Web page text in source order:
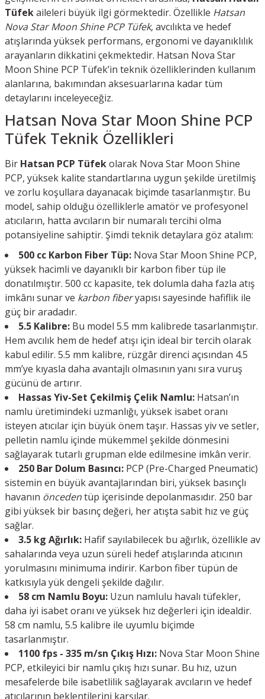
Tüfekaileleri büyük ilgi görmektedir. Özellikle Hatsan
Nova Star Moon Shine PCP Tüfek, avcılıkta ve hedef
atışlarında yüksek performans, ergonomi ve dayanıklılık
arayanların dikkatini çekmektedir. Hatsan Nova Star
Moon Shine PCP Tüfek’in teknik özelliklerinden kullanım
alanlarına, bakımından aksesuarlarına kadar tüm
detaylarını inceleyeceğiz.
Hatsan Nova Star Moon Shine PCP
Tüfek Teknik Özellikleri
Bir Hatsan PCP Tüfekolarak Nova Star Moon Shine
PCP, yüksek kalite standartlarına uygun şekilde üretilmiş
ve zorlu koşullara dayanacak biçimde tasarlanmıştır. Bu
model, sahip olduğu özelliklerle amatör ve profesyonel
atıcıların, hatta avcıların bir numaralı tercihi olma
potansiyeline sahiptir. Şimdi teknik detaylara göz atalım:
500 cc Karbon Fiber Tüp: Nova Star Moon Shine PCP,
yüksek hacimli ve dayanıklı bir karbon fiber tüp ile
donatılmıştır. 500 cc kapasite, tek dolumla daha fazla atış
imkânı sunar ve karbon fiberyapısı sayesinde hafiflik ile
güç bir aradadır.
5.5 Kalibre: Bu model 5.5 mm kalibrede tasarlanmıştır.
Hem avcılık hem de hedef atışı için ideal bir tercih olarak
kabul edilir. 5.5 mm kalibre, rüzgâr direnci açısından 4.5
mm’ye kıyasla daha avantajlı olmasının yanı sıra vuruş
gücünü de artırır.
Hassas Yiv-Set Çekilmiş Çelik Namlu: Hatsan’ın
namlu üretimindeki uzmanlığı, yüksek isabet oranı
isteyen atıcılar için büyük önem taşır. Hassas yiv ve setler,
pelletin namlu içinde mükemmel şekilde dönmesini
sağlayarak tutarlı grupman elde edilmesine imkân verir.
250 Bar Dolum Basıncı: PCP (Pre-Charged Pneumatic)
sistemin en büyük avantajlarından biri, yüksek basınçlı
havanın öncedentüp içerisinde depolanmasıdır. 250 bar
gibi yüksek bir basınç değeri, her atışta sabit hız ve güç
sağlar.
3.5 kg Ağırlık: Hafif sayılabilecek bu ağırlık, özellikle av
sahalarında veya uzun süreli hedef atışlarında atıcının
yorulmasını minimuma indirir. Karbon fiber tüpün de
katkısıyla yük dengeli şekilde dağılır.
58 cm Namlu Boyu: Uzun namlulu havalı tüfekler,
daha iyi isabet oranı ve yüksek hız değerleri için idealdir.
58 cm namlu, 5.5 kalibre ile uyumlu biçimde
tasarlanmıştır.
1100 fps - 335 m/sn Çıkış Hızı: Nova Star Moon Shine
PCP, etkileyici bir namlu çıkış hızı sunar. Bu hız, uzun
mesafelerde bile isabetlilik sağlayarak avcıların ve hedef
atıcılarının beklentilerini karşılar.